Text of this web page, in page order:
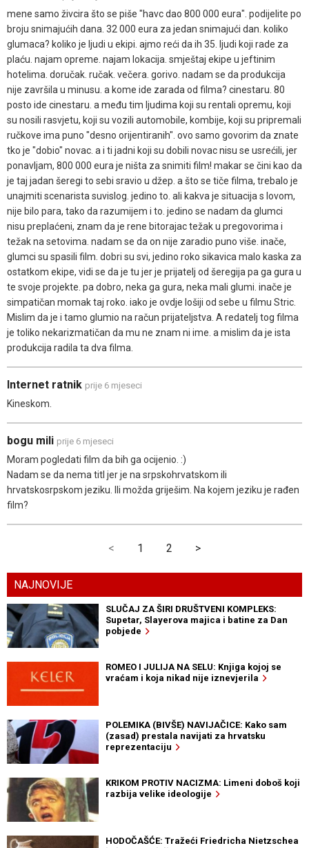
mene samo živcira što se piše "havc dao 800 000 eura". podijelite po
broju snimajućih dana. 32 000 eura za jedan snimajući dan. koliko
glumaca? koliko je ljudi u ekipi. ajmo reći da ih 35. ljudi koji rade za
plaću. najam opreme. najam lokacija. smještaj ekipe u jeftinim
hotelima. doručak. ručak. večera. gorivo. nadam se da produkcija
nije završila u minusu. a kome ide zarada od filma? cinestaru. 80
posto ide cinestaru. a među tim ljudima koji su rentali opremu, koji
su nosili rasvjetu, koji su vozili automobile, kombije, koji su pripremali
ručkove ima puno "desno orijentiranih". ovo samo govorim da znate
tko je "dobio" novac. a i ti jadni koji su dobili novac nisu se usrećili, jer
ponavljam, 800 000 eura je ništa za snimiti film! makar se čini kao da
je taj jadan šeregi to sebi sravio u džep. a što se tiče filma, trebalo je
unajmiti scenarista suvislog. jedino to. ali kakva je situacija s lovom,
nije bilo para, tako da razumijem i to. jedino se nadam da glumci
nisu preplaćeni, znam da je rene bitorajac težak u pregovorima i
težak na setovima. nadam se da on nije zaradio puno više. inače,
glumci su spasili film. dobri su svi, jedino roko sikavica malo kaska za
ostatkom ekipe, vidi se da je tu jer je prijatelj od šeregija pa ga gura u
te svoje projekte. pa dobro, neka ga gura, neka mali glumi. inače je
simpatičan momak taj roko. iako je ovdje lošiji od sebe u filmu Stric.
Mislim da je i tamo glumio na račun prijateljstva. A redatelj tog filma
je toliko nekarizmatičan da mu ne znam ni ime. a mislim da je ista
produkcija radila ta dva filma.
Internet ratnik prije 6 mjeseci
Kineskom.
bogu mili prije 6 mjeseci
Moram pogledati film da bih ga ocijenio. :)
Nadam se da nema titl jer je na srpskohrvatskom ili
hrvatskosrpskom jeziku. Ili možda griješim. Na kojem jeziku je rađen
film?
< 1 2 >
NAJNOVIJE
SLUČAJ ZA ŠIRI DRUŠTVENI KOMPLEKS:
Supetar, Slayerova majica i batine za Dan
pobjede
ROMEO I JULIJA NA SELU: Knjiga kojoj se
vraćam i koja nikad nije iznevjerila
POLEMIKA (BIVŠE) NAVIJAČICE: Kako sam
(zasad) prestala navijati za hrvatsku
reprezentaciju
KRIKOM PROTIV NACIZMA: Limeni doboš koji
razbija velike ideologije
HODOČAŠĆE: Tražeći Friedricha Nietzschea